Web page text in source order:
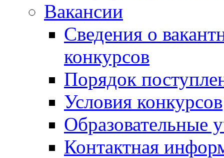
Вакансии
Сведения о
конкурсов
Порядок
Условия конкурсов
Образовательные
Контактная